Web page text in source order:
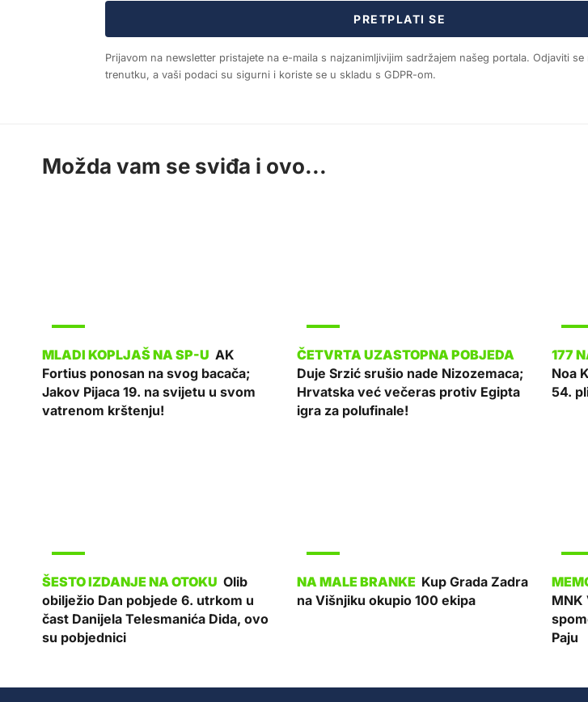
PRETPLATI SE
Prijavom na newsletter pristajete na e-maila s najzanimljivijim sadržajem našeg portala. Odjaviti
trenutku, a vaši podaci su sigurni i koriste se u skladu s GDPR-om.
Možda vam se sviđa i ovo...
AK
Fortius ponosan na svog bacača;
Jakov Pijaca 19. na svijetu u svom
vatrenom krštenju!
Duje Srzić srušio nade Nizozemaca;
Hrvatska već večeras protiv Egipta
igra za polufinale!
Noa
54.
Olib
obilježio Dan pobjede 6. utrkom u
čast Danijela Telesmanića Dida, ovo
su pobjednici
Kup Grada Zadra
na Višnjiku okupio 100 ekipa
MNK
Paju